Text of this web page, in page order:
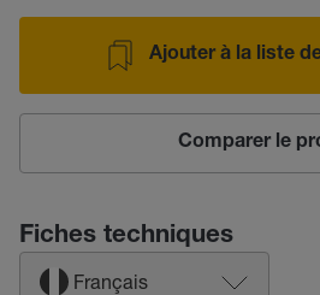
Ajouter à la liste
Comparer le
Fiches techniques
Français